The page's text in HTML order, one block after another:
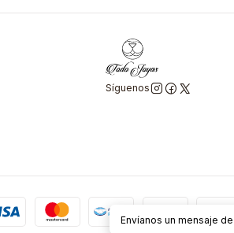
Síguenos
Envíanos un mensaje